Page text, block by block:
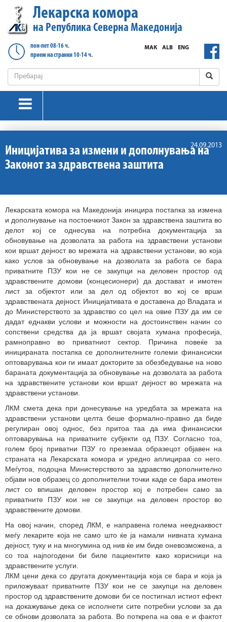
Лекарска комора
на Република Северна Македонија
пон-пет 08-16 ч.
прием на странки 10-14 ч.
ENG
ALB
МАК
24.09.2013
Иницијатива за измени и дополнувања на
Законот за здравствена заштита
Лекарската комора на Македонија иницира постапка за измена
и дополнување на постоечкиот Закон за здравствена заштита во
делот кој се однесува на потребна документација за
обновување на дозволата за работа на здравствени установи
кои вршат дејност во мрежата на здравствени установи, во која
како услов за обновување на дозволата за работа се бара
приватните ПЗУ кои не се закупци на деловен простор од
здравствените домови (концесионери) да достават и имотен
лист за објектот или за дел од објектот во кој се врши
здравствената дејност. Иницијативата е доставена до Владата и
до Министерството за здравство со цел на овие ПЗУ да им се
дадат еднакви услови и можности на достоинствен начин со
сопствени средства да ја вршат својата хумана професија,
рамноправно во приватниот сектор. Причина повеќе за
иницираната постапка се дополнителните големи финансиски
оптоварувања кои ги имаат докторите за обезбедување на ново
бараната документација за обновување на дозволата за работа
на здравствените установи кои вршат дејност во мрежата на
здравствени установи.
ЛКМ смета дека при донесување на уредбата за мрежата на
здравствени установи целта беше формално-правно да биде
регулиран овој однос, без притоа таа да има финансиски
оптоварувања на приватните субјекти од ПЗУ. Согласно тоа,
голем број приватни ПЗУ го преземаа образецот објавен на
страната на Лекарската комора и уредно аплицираа со него.
Меѓутоа, подоцна Министерството за здравство дополнително
објави нов образец со дополнителни точки каде се бара имотен
лист со впишан деловен простор кој е потребен само за
приватните ПЗУ кои не се закупци на деловен простор во
здравствените домови.
На овој начин, според ЛКМ, е направена голема нееднаквост
меѓу лекарите која не само што ќе ја намали нивната хумана
дејност, туку и на многумина од нив ќе им биде оневозможена, а
со тоа најпогодени би биле пациентите како корисници на
здравствените услуги.
ЛКМ цени дека со другата документација која се бара и која ја
приложуваат приватните ПЗУ кои не се закупци на деловен
простор од здравствените домови би се постигнал истиот ефект
на докажување дека се исполнети сите потребни услови за да
се обнови дозволата за работа. Во поткрепа на ова е и фактот